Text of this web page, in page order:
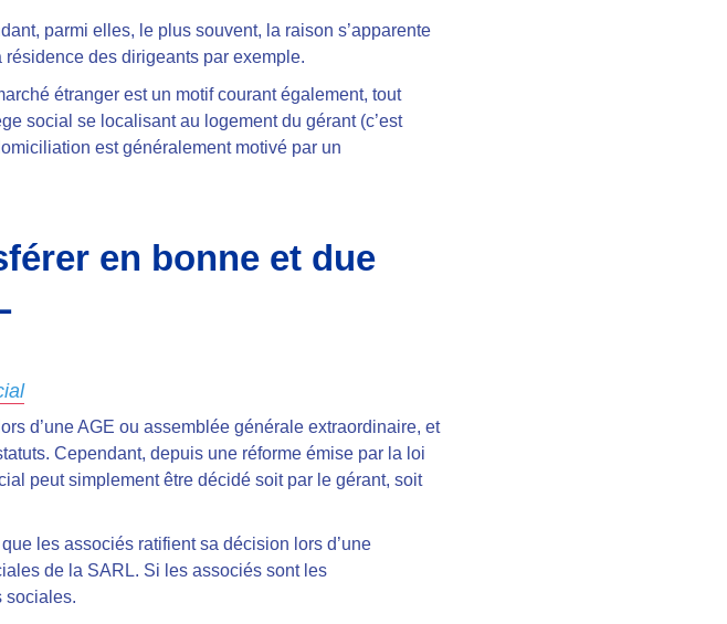
parmi elles, le plus souvent, la raison s’apparente
résidence des dirigeants par exemple.
étranger est un motif courant également, tout
social se localisant au logement du gérant (c’est
est généralement motivé par un
en bonne et due
d’une AGE ou assemblée générale extraordinaire, et
Cependant, depuis une réforme émise par la loi
peut simplement être décidé soit par le gérant, soit
les associés ratifient sa décision lors d’une
de la SARL. Si les associés sont les
sociales.